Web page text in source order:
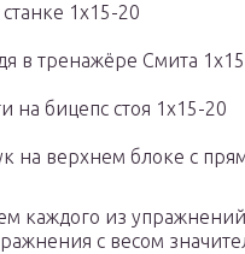
1х15-20
в тренажёре Смита
на бицепс стоя 1х15-20
на верхнем блоке с
каждого из
с весом